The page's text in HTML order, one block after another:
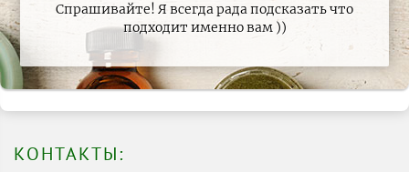
Спрашивайте! Я всегда рада подсказать что
подходит именно вам ))
КОНТАКТЫ: